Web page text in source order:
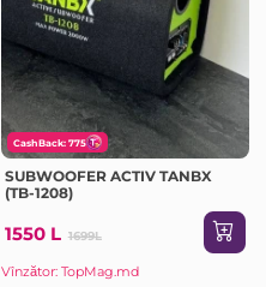
CashBack: 775
SUBWOOFER ACTIV TANBX
(TB-1208)
1550 L 1699L
Vînzător: TopMag.md